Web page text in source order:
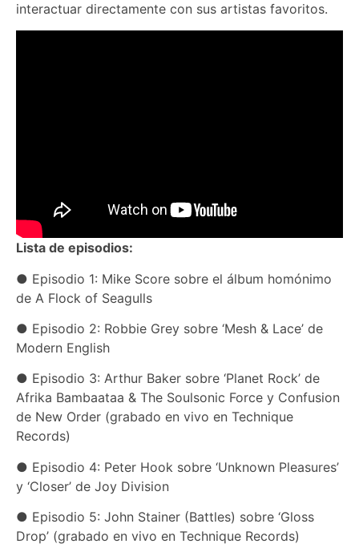
interactuar directamente con sus artistas favoritos.
Lista de episodios:
● Episodio 1: Mike Score sobre el álbum homónimo
de A Flock of Seagulls
● Episodio 2: Robbie Grey sobre ‘Mesh & Lace’ de
Modern English
● Episodio 3: Arthur Baker sobre ‘Planet Rock’ de
Afrika Bambaataa & The Soulsonic Force y Confusion
de New Order (grabado en vivo en Technique
Records)
● Episodio 4: Peter Hook sobre ‘Unknown Pleasures’
y ‘Closer’ de Joy Division
● Episodio 5: John Stainer (Battles) sobre ‘Gloss
Drop’ (grabado en vivo en Technique Records)